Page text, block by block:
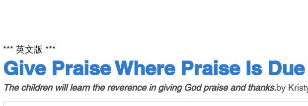
*** 英文版 ***
Give Praise Where Praise Is Due
The children will learn the reverence in giving God praise and thanks.by